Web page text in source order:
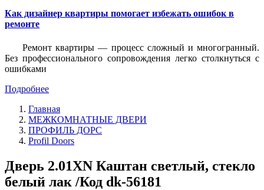
Как дизайнер квартиры помогает избежать ошибок в
ремонте
Ремонт квартиры — процесс сложный и многогранный.
Без профессионального сопровождения легко столкнуться с
ошибками
Подробнее
Главная
МЕЖКОМНАТНЫЕ ДВЕРИ
ПРОФИЛЬ ДОРС
Profil Doors
Дверь 2.01ХN Каштан светлый, стекло
белый лак /Код dk-56181